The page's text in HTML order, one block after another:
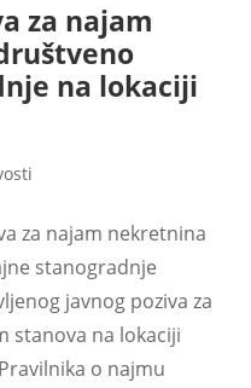
za najam
na lokaciji
za najam nekretnina
stanogradnje
javnog poziva za
stanova na lokaciji
o najmu